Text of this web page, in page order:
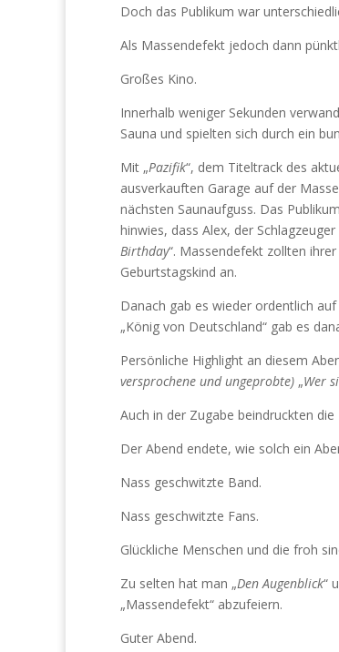
Doch das Publikum war
Als Massendefekt jedoch dann
Großes Kino.
Innerhalb weniger Sekunden
Sauna und spielten sich durch ein
Mit „Pazifik“, dem Titeltrack des
ausverkauften Garage auf der
nächsten Saunaufguss. Das
hinwies, dass Alex, der
Birthday“. Massendefekt zollten
Geburtstagskind an.
Danach gab es wieder ordentlich auf
„König von Deutschland“ gab es
Persönliche Highlight an diesem
versprochene und ungeprobte) „Wer
Auch in der Zugabe beindruckten die
Der Abend endete, wie solch ein
Nass geschwitzte Band.
Nass geschwitzte Fans.
Glückliche Menschen und die froh
Zu selten hat man „Den Augenblick“
„Massendefekt“ abzufeiern.
Guter Abend.